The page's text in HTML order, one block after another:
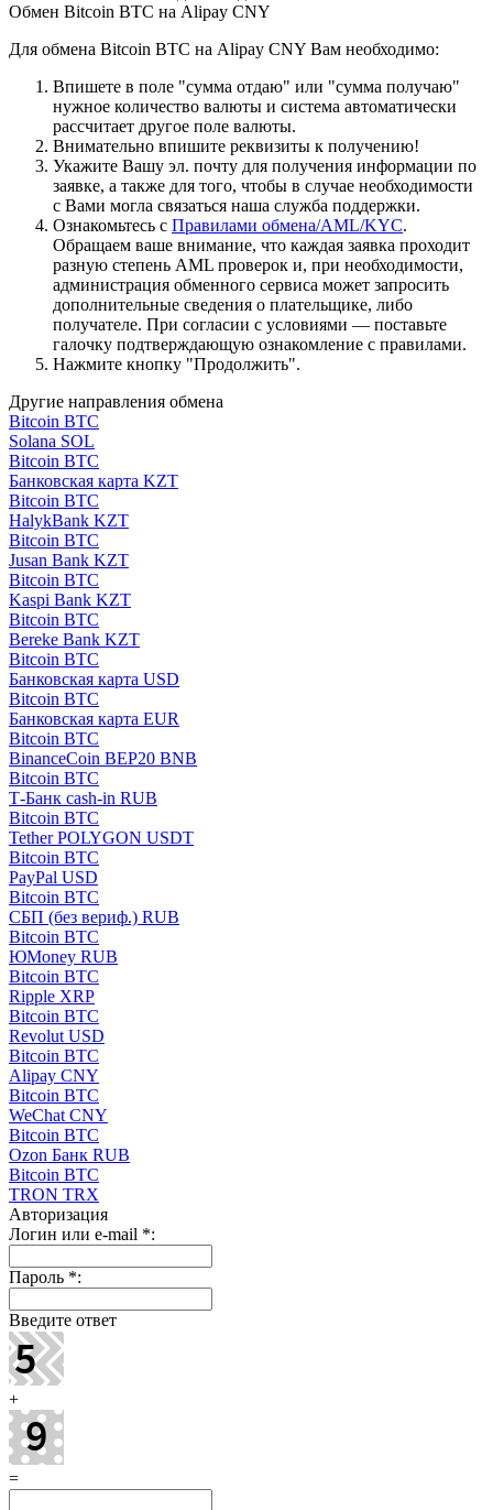
Обмен Bitcoin BTC на Alipay CNY
Для обмена Bitcoin BTC на Alipay CNY Вам необходимо:
Впишете в поле "сумма отдаю" или "сумма получаю"
нужное количество валюты и система автоматически
рассчитает другое поле валюты.
Внимательно впишите реквизиты к получению!
Укажите Вашу эл. почту для получения информации по
заявке, а также для того, чтобы в случае необходимости
с Вами могла связаться наша служба поддержки.
Ознакомьтесь с Правилами обмена/AML/KYC.
Обращаем ваше внимание, что каждая заявка проходит
разную степень AML проверок и, при необходимости,
администрация обменного сервиса может запросить
дополнительные сведения о плательщике, либо
получателе. При согласии с условиями — поставьте
галочку подтверждающую ознакомление с правилами.
Нажмите кнопку "Продолжить".
Другие направления обмена
Bitcoin BTC
Solana SOL
Bitcoin BTC
Банковская карта KZT
Bitcoin BTC
HalykBank KZT
Bitcoin BTC
Jusan Bank KZT
Bitcoin BTC
Kaspi Bank KZT
Bitcoin BTC
Bereke Bank KZT
Bitcoin BTC
Банковская карта USD
Bitcoin BTC
Банковская карта EUR
Bitcoin BTC
BinanceCoin BEP20 BNB
Bitcoin BTC
Т-Банк cash-in RUB
Bitcoin BTC
Tether POLYGON USDT
Bitcoin BTC
PayPal USD
Bitcoin BTC
СБП (без вериф.) RUB
Bitcoin BTC
ЮMoney RUB
Bitcoin BTC
Ripple XRP
Bitcoin BTC
Revolut USD
Bitcoin BTC
Alipay CNY
Bitcoin BTC
WeChat CNY
Bitcoin BTC
Ozon Банк RUB
Bitcoin BTC
TRON TRX
Авторизация
Логин или e-mail *:
Пароль *:
Введите ответ
+
=